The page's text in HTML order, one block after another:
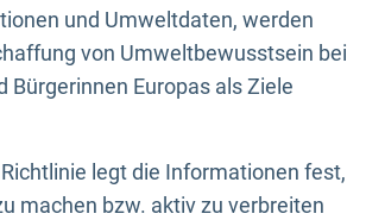
und Umweltdaten, werden
von Umweltbewusstsein bei
Bürgerinnen Europas als Ziele
legt die Informationen fest,
machen bzw. aktiv zu verbreiten